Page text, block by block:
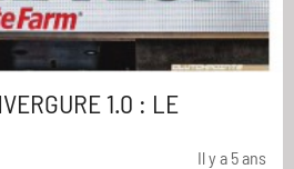
1.0 : LE
Il y a 5 ans